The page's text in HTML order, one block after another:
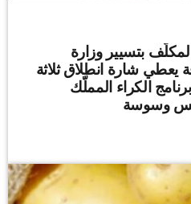
بتسيير وزارة
يعطي شارة انطلاق ثلاثة
الكراء المملّك
وسوسة